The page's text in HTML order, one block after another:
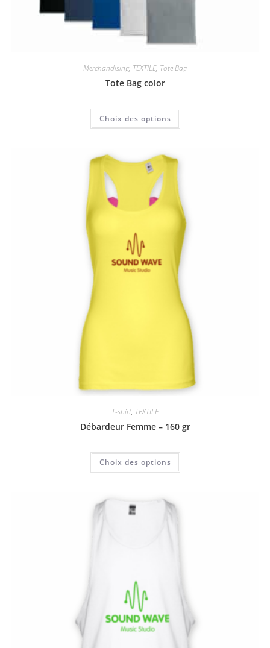
Merchandising, TEXTILE, Tote Bag
Tote Bag color
Choix des options
T-shirt, TEXTILE
Débardeur Femme – 160 gr
Choix des options